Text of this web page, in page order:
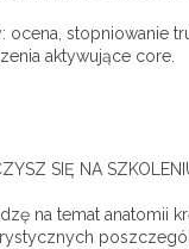
ocena, stopniowanie
aktywujące core.
SIĘ NA
na temat anatomii